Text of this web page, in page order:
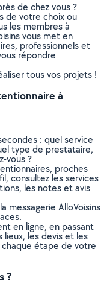
de chez vous ?
de votre choix ou
les membres à
vous met en
professionnels et
répondre
tous vos projets !
à
: quel service
type de prestataire,
vous ?
proches
consultez les services
les notes et avis
messagerie AlloVoisins
en ligne, en passant
lieux, les devis et les
étape de votre
?